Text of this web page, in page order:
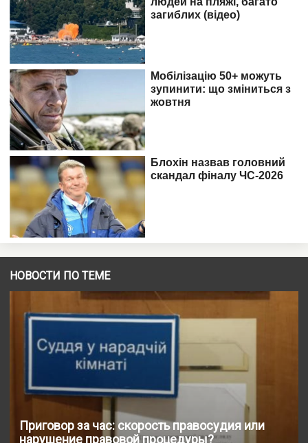
НОВОСТИ ПО ТЕМЕ
Приговор за час: скорость правосудия или
нарушение правовой процедуры?